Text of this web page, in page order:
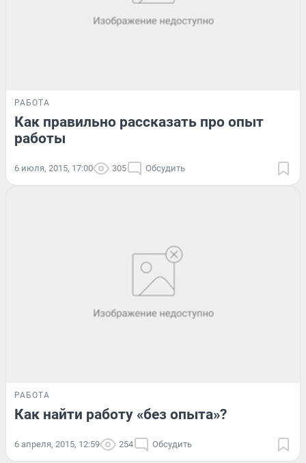
РАБОТА
Как правильно рассказать про опыт
работы
6 июля, 2015, 17:00 305 Обсудить
РАБОТА
Как найти работу «без опыта»?
6 апреля, 2015, 12:59 254 Обсудить